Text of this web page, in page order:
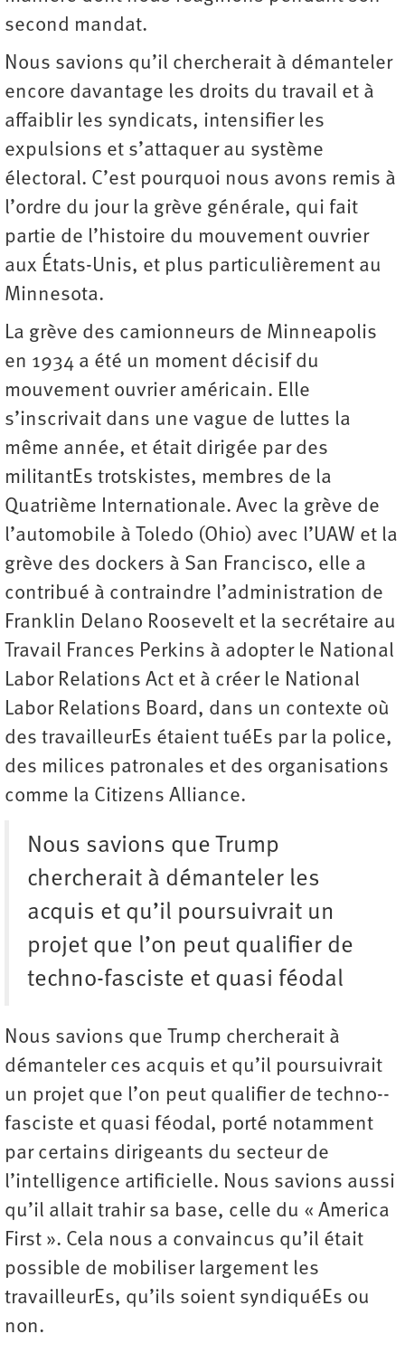
second mandat.
Nous savions qu’il chercherait à démanteler
encore davantage les droits du travail et à
affaiblir les syndicats, intensifier les
expulsions et s’attaquer au système
électoral. C’est pourquoi nous avons remis à
l’ordre du jour la grève générale, qui fait
partie de l’histoire du mouvement ouvrier
aux États-Unis, et plus particulièrement au
Minnesota.
La grève des camionneurs de Minneapolis
en 1934 a été un moment décisif du
mouvement ouvrier américain. Elle
s’inscrivait dans une vague de luttes la
même année, et était dirigée par des
militantEs trotskistes, membres de la
Quatrième Internationale. Avec la grève de
l’automobile à Toledo (Ohio) avec l’UAW et la
grève des dockers à San Francisco, elle a
contribué à contraindre l’administration de
Franklin Delano Roosevelt et la secrétaire au
Travail Frances Perkins à adopter le National
Labor Relations Act et à créer le National
Labor Relations Board, dans un contexte où
des travailleurEs étaient tuéEs par la police,
des milices patronales et des organisations
comme la Citizens Alliance.
Nous savions que Trump
chercherait à démanteler les
acquis et qu’il poursuivrait un
projet que l’on peut qualifier de
techno-fasciste et quasi féodal
Nous savions que Trump chercherait à
démanteler ces acquis et qu’il poursuivrait
un projet que l’on peut qualifier de techno-­
fasciste et quasi féodal, porté notamment
par certains dirigeants du secteur de
l’intelligence artificielle. Nous savions aussi
qu’il allait trahir sa base, celle du « America
First ». Cela nous a convaincus qu’il était
possible de mobiliser largement les
travailleurEs, qu’ils soient syndiquéEs ou
non.